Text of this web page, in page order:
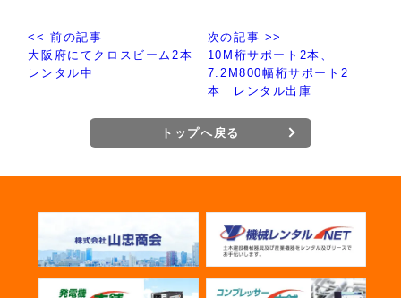
<< 前の記事
大阪府にてクロスビーム2本
レンタル中
次の記事 >>
10M桁サポート2本、
7.2M800幅桁サポート2
本 レンタル出庫
トップへ戻る